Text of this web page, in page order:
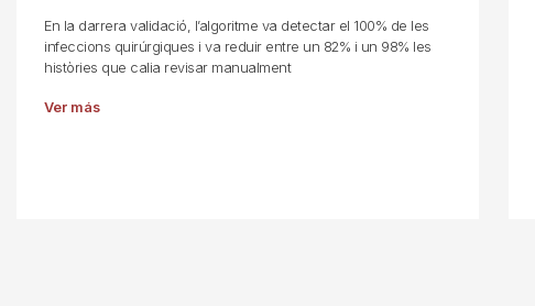
En la darrera validació, l’algoritme va detectar el 100% de les
infeccions quirúrgiques i va reduir entre un 82% i un 98% les
històries que calia revisar manualment
Ver más